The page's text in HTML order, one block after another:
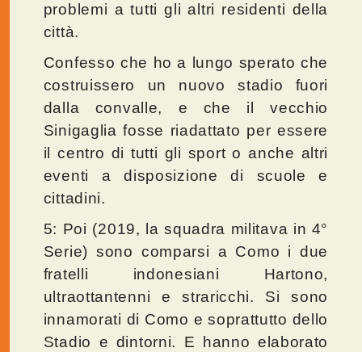
problemi a tutti gli altri residenti della
città.
Confesso che ho a lungo sperato che
costruissero un nuovo stadio fuori
dalla convalle, e che il vecchio
Sinigaglia fosse riadattato per essere
il centro di tutti gli sport o anche altri
eventi a disposizione di scuole e
cittadini.
5: Poi (2019, la squadra militava in 4°
Serie) sono comparsi a Como i due
fratelli indonesiani Hartono,
ultraottantenni e straricchi. Si sono
innamorati di Como e soprattutto dello
Stadio e dintorni. E hanno elaborato